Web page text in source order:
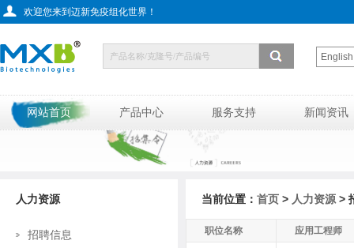
欢迎您来到迈新免疫组化世界！
English
网站首页 产品中心 服务支持 新闻资讯
人力资源
招聘信息
当前位置： 首页 > 人力资源 >
职位名称 应用工程师